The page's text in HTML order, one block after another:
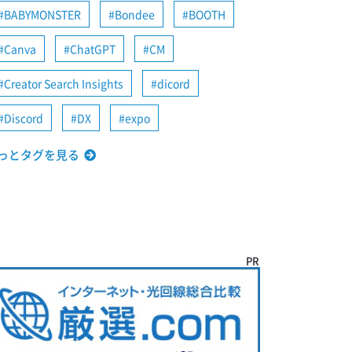
BABYMONSTER Bondee BOOTH
Canva ChatGPT CM
Creator Search Insights dicord
Discord DX expo
とタグを見る
PR